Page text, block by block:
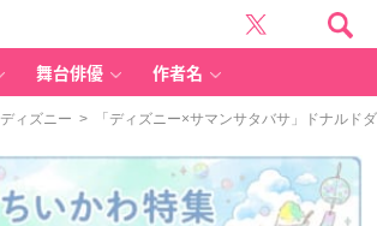
舞台俳優 作者名
ディズニー > 「ディズニー×サマンサタバサ」ドナルド